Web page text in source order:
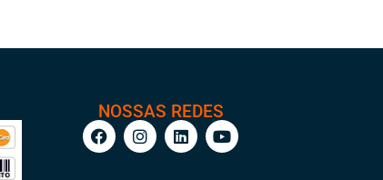
NOSSAS REDES